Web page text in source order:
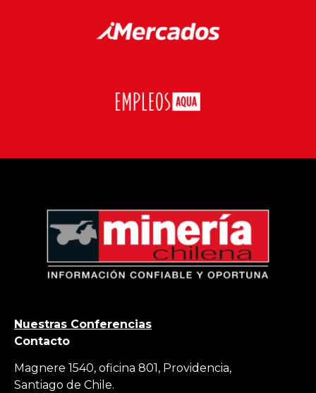
Nuestras Conferencias
Contacto
Magnere 1540, oficina 801, Providencia,
Santiago de Chile.